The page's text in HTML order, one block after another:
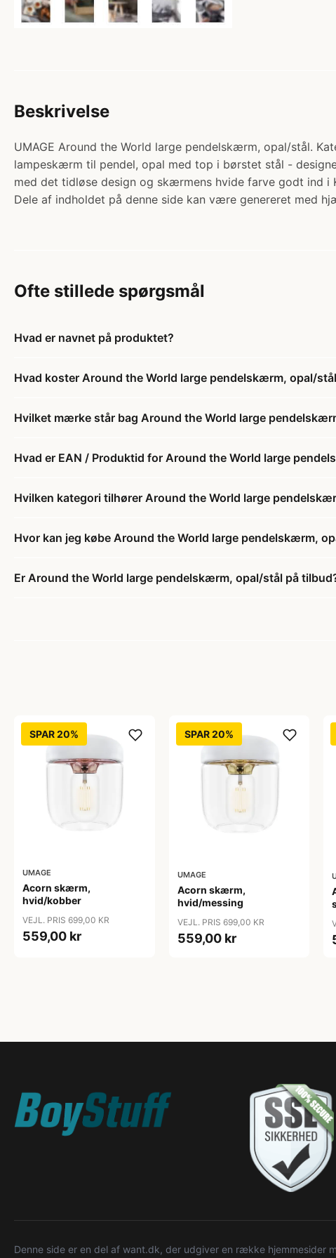
Beskrivelse
UMAGE Around the World large pendelskærm, opal/stål.
lampeskærm til pendel, opal med top i børstet stål -
med det tidløse design og skærmens hvide farve godt ind i
Dele af indholdet på denne side kan være genereret med
Ofte stillede spørgsmål
Hvad er navnet på produktet?
Hvad koster Around the World large pendelskærm, opal/
Hvilket mærke står bag Around the World large
Hvad er EAN / Produktid for Around the World large
Hvilken kategori tilhører Around the World large
Hvor kan jeg købe Around the World large pendelskærm,
Er Around the World large pendelskærm, opal/stål på
SPAR 20%
UMAGE
Acorn skærm,
hvid/kobber
VEJL. PRIS 699,00 KR
559,00 kr
SPAR 20%
UMAGE
Acorn skærm,
hvid/messing
VEJL. PRIS 699,00 KR
559,00 kr
Denne side er en del af want.dk, der udgiver en række hjemmesider